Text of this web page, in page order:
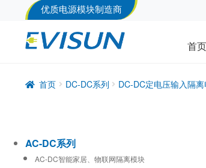
优质电源模块制造商
首页
首页 DC-DC系列 DC-DC定电压输入隔
AC-DC系列
AC-DC智能家居、物联网隔离模块